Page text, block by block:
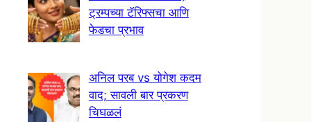
ट्रम्पच्या टॅरिफ्सचा आणि
फेडचा प्रभाव
अनिल परब vs योगेश कदम
वाद; सावली बार प्रकरण
चिघळलं